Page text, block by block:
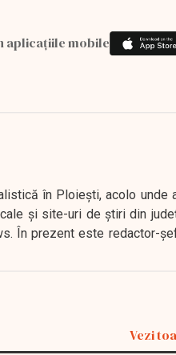
aplicațiile mobile
în Ploieşti, acolo unde
şi site-uri de ştiri din
În prezent este redactor-
Vezi